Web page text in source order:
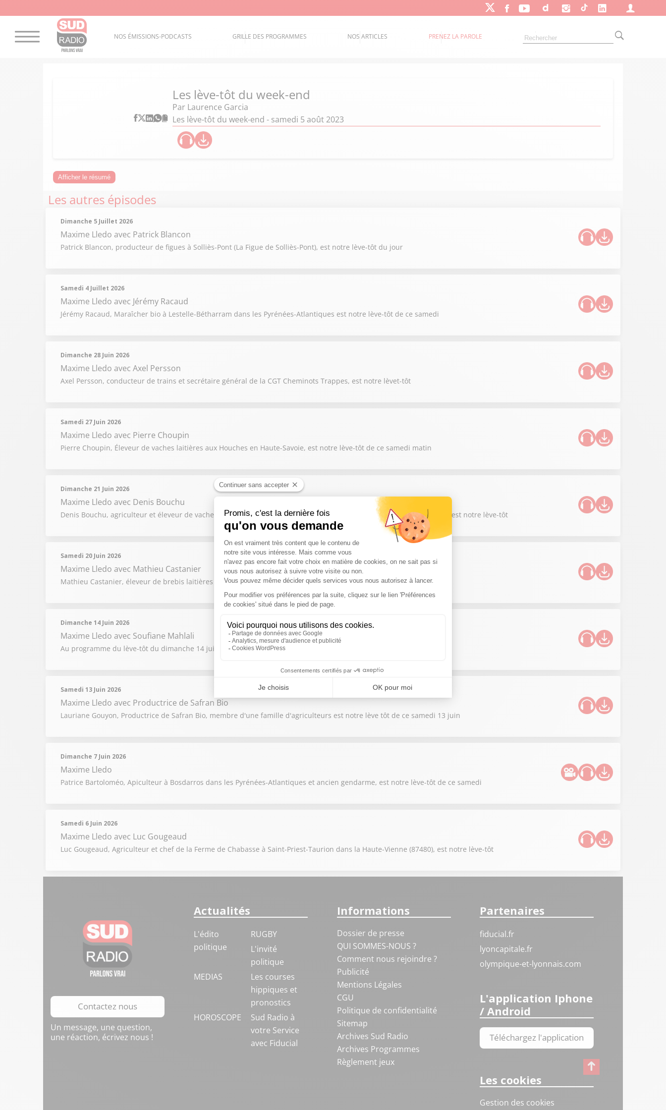
NOS ÉMISSIONS-PODCASTS GRILLE DES PROGRAMMES NOS ARTICLES PRENEZ LA PAROLE
Les lève-tôt du week-end
Par Laurence Garcia
Les lève-tôt du week-end - samedi 5 août 2023
Afficher le résumé
Les autres épisodes
Dimanche 5 Juillet 2026
Maxime Lledo avec Patrick Blancon
Patrick Blancon, producteur de figues à Solliès-Pont (La Figue de Solliès-Pont), est notre lève-tôt du jour
Samedi 4 Juillet 2026
Maxime Lledo avec Jérémy Racaud
Jérémy Racaud, Maraîcher bio à Lestelle-Bétharram dans les Pyrénées-Atlantiques est notre lève-tôt de ce samedi
Dimanche 28 Juin 2026
Maxime Lledo avec Axel Persson
Axel Persson, conducteur de trains et secrétaire général de la CGT Cheminots Trappes, est notre lèvet-tôt
Samedi 27 Juin 2026
Maxime Lledo avec Pierre Choupin
Pierre Choupin, Éleveur de vaches laitières aux Houches en Haute-Savoie, est notre lève-tôt de ce samedi matin
Dimanche 21 Juin 2026
Maxime Lledo avec Denis Bouchu
Denis Bouchu, agriculteur et éleveur de vaches laitières à Saint-Martin-en-Haut, dans les monts du Lyonnais (59850), est notre lève-tôt
Samedi 20 Juin 2026
Maxime Lledo avec Mathieu Castanier
Mathieu Castanier, éleveur de brebis laitières et chamelier à Verrières dans l’Aveyron, est notre lève-tôt
Dimanche 14 Juin 2026
Maxime Lledo avec Soufiane Mahlali
Au programme du lève-tôt du dimanche 14 juin : Soufiane Mahlali, fleuriste à Mallemort dans les Bouches-du-Rhône
Samedi 13 Juin 2026
Maxime Lledo avec Productrice de Safran Bio
Lauriane Gouyon, Productrice de Safran Bio, membre d'une famille d'agriculteurs est notre lève tôt de ce samedi 13 juin
Dimanche 7 Juin 2026
Maxime Lledo
Patrice Bartoloméo, Apiculteur à Bosdarros dans les Pyrénées-Atlantiques et ancien gendarme, est notre lève-tôt de ce samedi
Samedi 6 Juin 2026
Maxime Lledo avec Luc Gougeaud
Luc Gougeaud, Agriculteur et chef de la Ferme de Chabasse à Saint-Priest-Taurion dans la Haute-Vienne (87480), est notre lève-tôt
Contactez nous
Un message, une question,
une réaction, écrivez nous !
Actualités
L'édito
politique
RUGBY
L'invité
politique
MEDIAS
Les courses
hippiques et
pronostics
HOROSCOPE
Sud Radio à
votre Service
avec Fiducial
Informations
Dossier de presse
QUI SOMMES-NOUS ?
Comment nous rejoindre ?
Publicité
Mentions Légales
CGU
Politique de confidentialité
Sitemap
Archives Sud Radio
Archives Programmes
Règlement jeux
Partenaires
fiducial.fr
lyoncapitale.fr
olympique-et-lyonnais.com
L'application Iphone
/ Android
Téléchargez l'application
Les cookies
Gestion des cookies